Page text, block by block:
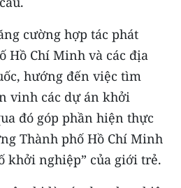
cường hợp tác phát
Hồ Chí Minh và các địa
hướng đến việc tìm
vinh các dự án khởi
đó góp phần hiện thực
Thành phố Hồ Chí Minh
khởi nghiệp” của giới trẻ.